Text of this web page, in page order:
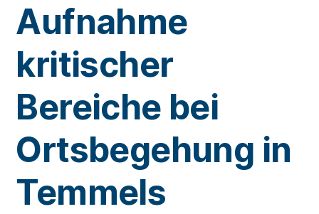
Aufnahme
kritischer
Bereiche bei
Ortsbegehung in
Temmels